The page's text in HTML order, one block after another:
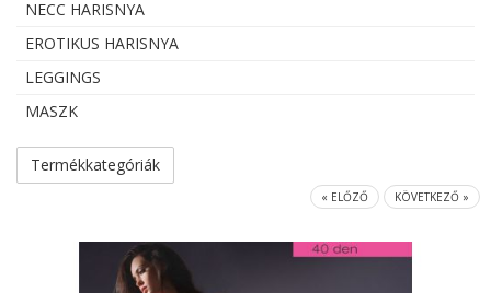
NECC HARISNYA
EROTIKUS HARISNYA
LEGGINGS
MASZK
Termékkategóriák
« ELŐZŐ KÖVETKEZŐ »